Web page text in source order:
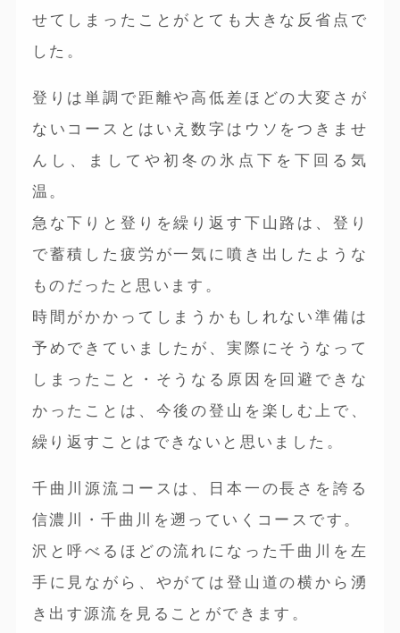
せてしまったことがとても大きな反省点で
した。
登りは単調で距離や高低差ほどの大変さが
ないコースとはいえ数字はウソをつきませ
んし、ましてや初冬の氷点下を下回る気
温。
急な下りと登りを繰り返す下山路は、登り
で蓄積した疲労が一気に噴き出したような
ものだったと思います。
時間がかかってしまうかもしれない準備は
予めできていましたが、実際にそうなって
しまったこと・そうなる原因を回避できな
かったことは、今後の登山を楽しむ上で、
繰り返すことはできないと思いました。
千曲川源流コースは、日本一の長さを誇る
信濃川・千曲川を遡っていくコースです。
沢と呼べるほどの流れになった千曲川を左
手に見ながら、やがては登山道の横から湧
き出す源流を見ることができます。